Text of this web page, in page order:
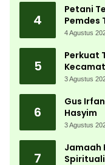
4
Petani
Pemdes
Bergerak
4 Agustus
5
Perkuat
Aparatur
3 Agustus
6
Gus
Hasyim
3 Agustus
7
Jamaah